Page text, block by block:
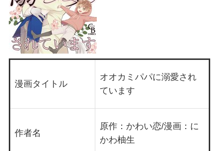
漫画タイトル
オオカミパパに溺愛され
ています
作者名
原作：かわい恋/漫画：に
かわ柚生